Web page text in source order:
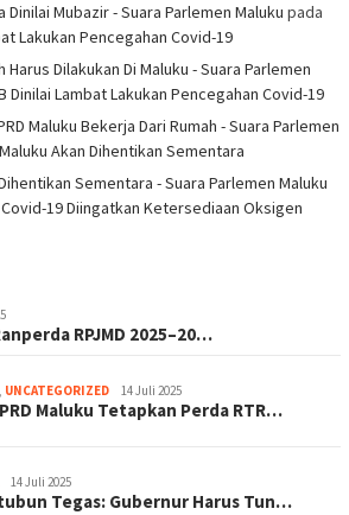
Dinilai Mubazir - Suara Parlemen Maluku pada
Lakukan Pencegahan Covid-19
Dilakukan Di Maluku - Suara Parlemen
Dinilai Lambat Lakukan Pencegahan Covid-19
Maluku Bekerja Dari Rumah - Suara Parlemen
Akan Dihentikan Sementara
Sementara - Suara Parlemen Maluku
19 Diingatkan Ketersediaan Oksigen
RPJMD 2025–20…
, UNCATEGORIZED 14 Juli 2025
Maluku Tetapkan Perda RTR…
14 Juli 2025
Tegas: Gubernur Harus Tun…